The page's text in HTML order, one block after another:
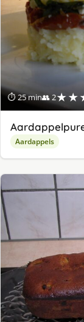
⏱ 25 min👥 2
Aardappels